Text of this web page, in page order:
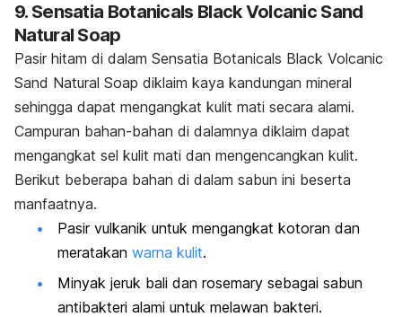
9. Sensatia Botanicals Black Volcanic Sand
Natural Soap
Pasir hitam di dalam Sensatia Botanicals Black Volcanic
Sand Natural Soap diklaim kaya kandungan mineral
sehingga dapat mengangkat kulit mati secara alami.
Campuran bahan-bahan di dalamnya diklaim dapat
mengangkat sel kulit mati dan mengencangkan kulit.
Berikut beberapa bahan di dalam sabun ini beserta
manfaatnya.
Pasir vulkanik untuk mengangkat kotoran dan
meratakan warna kulit.
Minyak jeruk bali dan rosemary sebagai sabun
antibakteri alami untuk melawan bakteri.